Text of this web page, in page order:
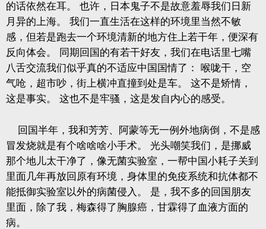
的话依然在耳。
也许，日本鬼子不是故意羞辱我们日新
月异的上海。
我们一直生活在这样的环境里当然不敏
感，但若是跑去一个环境清新的地方住上若干年，便深有
反向体会。
同期回国的有若干好友，我们在电话里七嘴
八舌交流我们似乎真的不适应中国国情了：
喉咙干，空
气呛，超市吵，街上横冲直撞到处是车。
这不是矫情，
这是事实。
这也不是牢骚，这是发自内心的感受。
回国半年，我和芳芳、阿蒙等无一例外地病倒，不是感
冒发烧就是有个啥啥啥小手术。
光头嘲笑我们，是挪威
那个地儿太干净了，像无菌实验室，一帮中国小耗子关到
里面几年再放回原有环境，身体里的免疫系统和抗体都不
能抵御实验室以外的病菌侵入。
是，我不多的回国朋友
里面，除了我，梅森得了胸腺癌，甘霖得了血液方面的
病。